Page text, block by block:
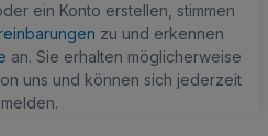
ein Konto erstellen, stimmen
zu und erkennen
an. Sie erhalten möglicherweise
uns und können sich jederzeit